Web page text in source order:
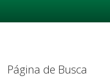
Página de Busca